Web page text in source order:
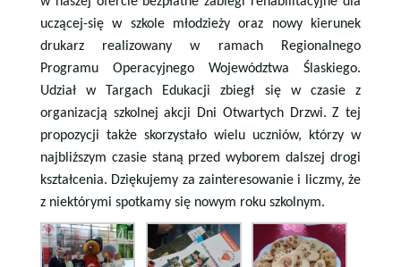
uczącej-się w szkole młodzieży oraz nowy kierunek
drukarz realizowany w ramach Regionalnego
Programu Operacyjnego Województwa Ślaskiego.
Udział w Targach Edukacji zbiegł się w czasie z
organizacją szkolnej akcji Dni Otwartych Drzwi. Z tej
propozycji także skorzystało wielu uczniów, którzy w
najbliższym czasie staną przed wyborem dalszej drogi
kształcenia. Dziękujemy za zainteresowanie i liczmy, że
z niektórymi spotkamy się nowym roku szkolnym.